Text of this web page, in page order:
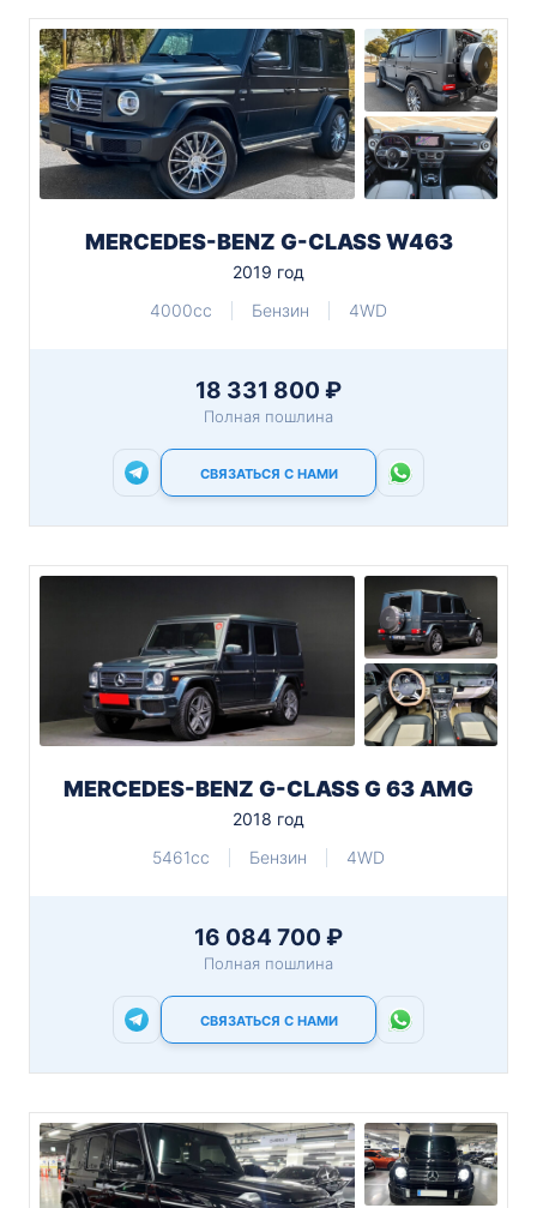
MERCEDES-BENZ G-CLASS W463
2019 год
4000cc
Бензин 4WD
18 331 800 ₽
Полная пошлина
СВЯЗАТЬСЯ С НАМИ
MERCEDES-BENZ G-CLASS G 63 AMG
2018 год
5461cc
Бензин 4WD
16 084 700 ₽
Полная пошлина
СВЯЗАТЬСЯ С НАМИ